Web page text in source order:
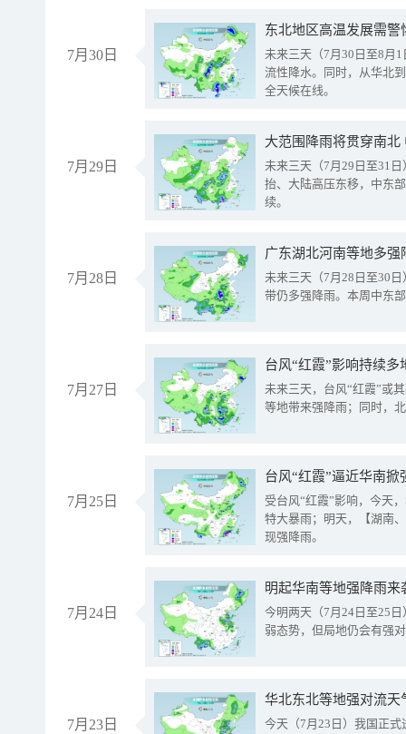
7月30日
东北地区高温发展需
未来三天（7月30日至8月
流性降水。同时，从华北
全天候在线。
7月29日
大范围降雨将贯穿南
未来三天（7月29日至31
抬、大陆高压东移，中东
续。
7月28日
广东湖北河南等地多
未来三天（7月28日至30
带仍多强降雨。本周中东
7月27日
台风“红霞”影响持续
未来三天，台风“红霞”或
等地带来强降雨；同时，
7月25日
台风“红霞”逼近华南
受台风“红霞”影响，今天
特大暴雨；明天，【湖南
现强降雨。
7月24日
明起华南等地强降雨
今明两天（7月24日至25
弱态势，但局地仍会有强
7月23日
华北东北等地强对流天
今天（7月23日）我国正